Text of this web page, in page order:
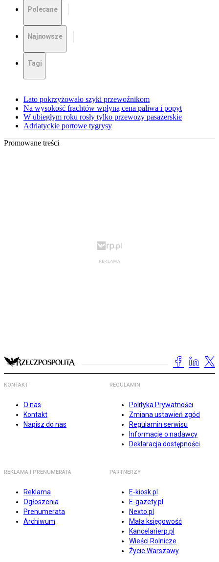
Polecane
Najnowsze
Tagi
Lato pokrzyżowało szyki przewoźnikom
Na wysokość frachtów wpłyną cena paliwa i popyt
W ubiegłym roku rosły tylko przewozy pasażerskie
Adriatyckie portowe tygrysy
Promowane treści
KONTAKT
O nas
Kontakt
Napisz do nas
REGULAMIN
Polityka Prywatności
Zmiana ustawień zgód
Regulamin serwisu
Informacje o nadawcy
Deklaracja dostępności
REKLAMA I PRENUMERATA
Reklama
Ogłoszenia
Prenumerata
Archiwum
PARTNERZY
E-kiosk.pl
E-gazety.pl
Nexto.pl
Mała księgowość
Kancelarierp.pl
Wieści Rolnicze
Życie Warszawy